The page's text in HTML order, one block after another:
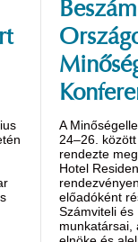
A
24–26.
rendezte
Hotel
előadóként
Számviteli és
munkatársai,